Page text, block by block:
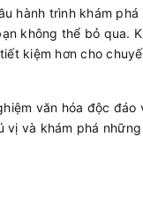
hành trình khám phá
không thể bỏ qua.
kiệm hơn cho
văn hóa độc đáo
vị và khám phá những